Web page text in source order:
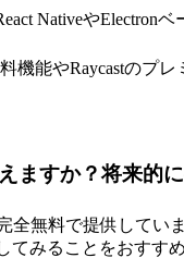
NativeやElectron
機能やRaycastのプ
ますか？将来的
全無料で提供してい
みることをおすすめ